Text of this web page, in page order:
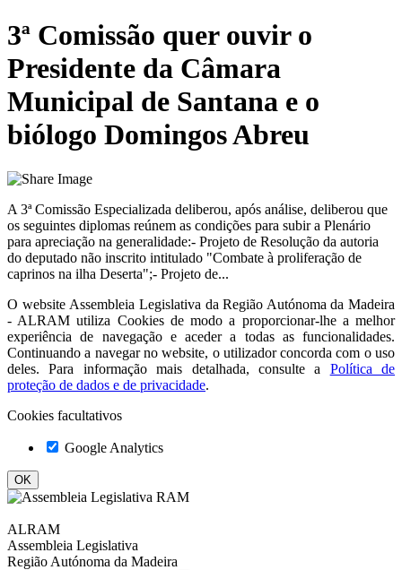
3ª Comissão quer ouvir o
Presidente da Câmara
Municipal de Santana e o
biólogo Domingos Abreu
A 3ª Comissão Especializada deliberou, após análise, deliberou que
os seguintes diplomas reúnem as condições para subir a Plenário
para apreciação na generalidade:- Projeto de Resolução da autoria
do deputado não inscrito intitulado "Combate à proliferação de
caprinos na ilha Deserta";- Projeto de...
O website Assembleia Legislativa da Região Autónoma da Madeira
- ALRAM utiliza Cookies de modo a proporcionar-lhe a melhor
experiência de navegação e aceder a todas as funcionalidades.
Continuando a navegar no website, o utilizador concorda com o uso
deles. Para informação mais detalhada, consulte a
Política de
proteção de dados e de privacidade.
Cookies facultativos
Google Analytics
ALRAM
Assembleia Legislativa
Região Autónoma da Madeira